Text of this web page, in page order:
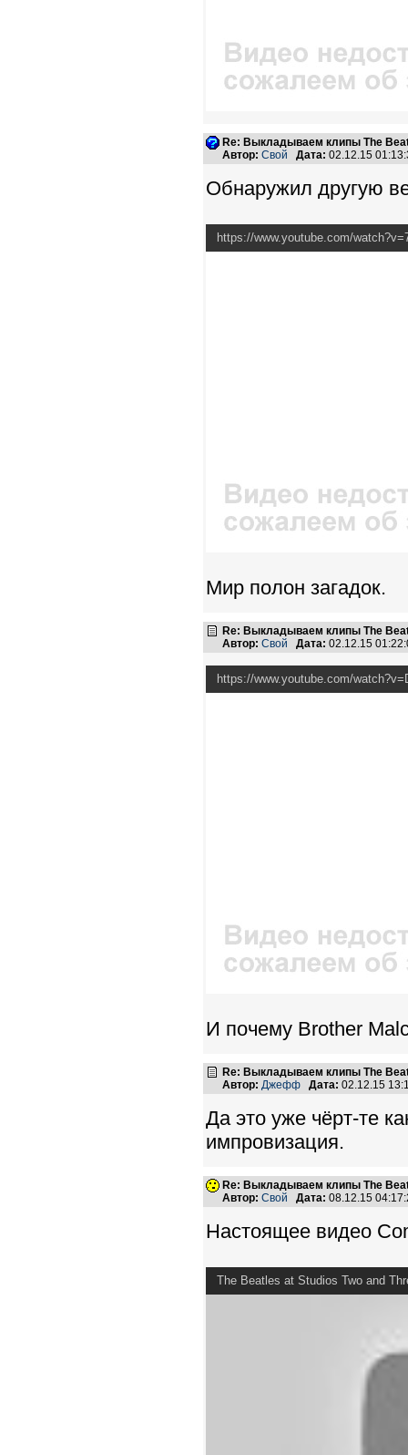
Re: Выкладываем клипы The
Автор: Свой Дата: 02.12.15
Обнаружил другую
https://www.youtube.com/
Мир полон загадок.
Re: Выкладываем клипы The
Автор: Свой Дата: 02.12.15
https://www.youtube.com/
И почему Brother
Re: Выкладываем клипы The
Автор: Джефф Дата: 02.12.15
Да это уже чёрт-те
импровизация.
Re: Выкладываем клипы The
Автор: Свой Дата: 08.12.15
Настоящее видео
The Beatles at Studios Two and